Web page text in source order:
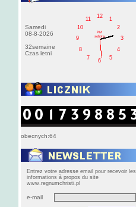
Samedi
08-8-2026
32semaine
Czas letni
1
2
3
4
5
6
7
8
9
10
11
12
PM
sobota
obecnych:64
Entrez votre adresse email pour recevoir les
informations à propos du site
www.regnumchristi.pl
e-mail